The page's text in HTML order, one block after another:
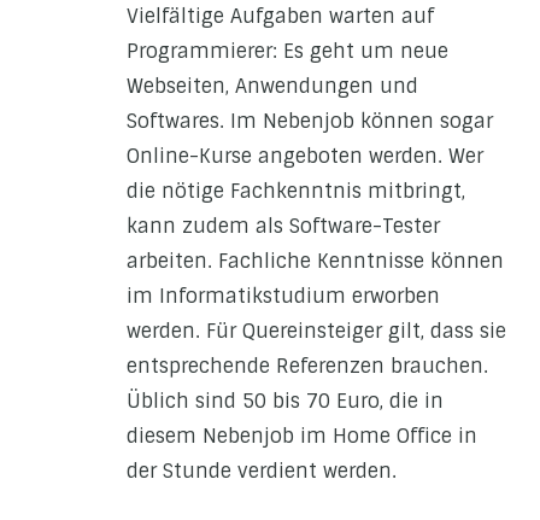
Vielfältige Aufgaben warten auf
Programmierer: Es geht um neue
Webseiten, Anwendungen und
Softwares. Im Nebenjob können sogar
Online-Kurse angeboten werden. Wer
die nötige Fachkenntnis mitbringt,
kann zudem als Software-Tester
arbeiten. Fachliche Kenntnisse können
im Informatikstudium erworben
werden. Für Quereinsteiger gilt, dass sie
entsprechende Referenzen brauchen.
Üblich sind 50 bis 70 Euro, die in
diesem Nebenjob im Home Office in
der Stunde verdient werden.